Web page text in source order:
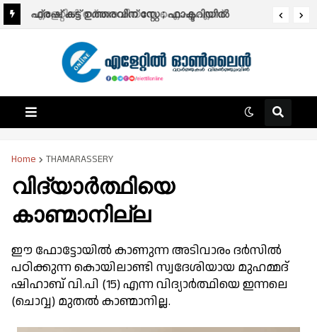
ഫ്രഷ് കട്ട് ഉത്തരവിന് സ്റ്റേ ; ഫാക്ടറിയിൽ
എളേറ്റിൽ സ്വദേശിയായ ഐ.എ.എസ്.
ജാഫർ ബംഗളൂരു മെട്രോ മാനേജിങ് ഡയറക്ടർ
Home THAMARASSERY
വിദ്യാർത്ഥിയെ
കാണ്മാനില്ല
ഈ ഫോട്ടോയിൽ കാണുന്ന അടിവാരം ദർസിൽ
പഠിക്കുന്ന കൊയിലാണ്ടി സ്വദേശിയായ മുഹമ്മദ്
ഷിഹാബ് വി.പി (15) എന്ന വിദ്യാർത്ഥിയെ ഇന്നലെ
(ചൊവ്വ) മുതൽ കാണ്മാനില്ല.